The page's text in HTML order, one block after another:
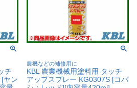
チ
ヤン
農機などの補修用に
KBL 農業機械用塗料用 タッチ
アップスプレー KG0307S [コバ